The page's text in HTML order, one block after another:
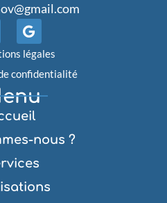
G
o
o
g
l
légales
confidentialité
nous ?